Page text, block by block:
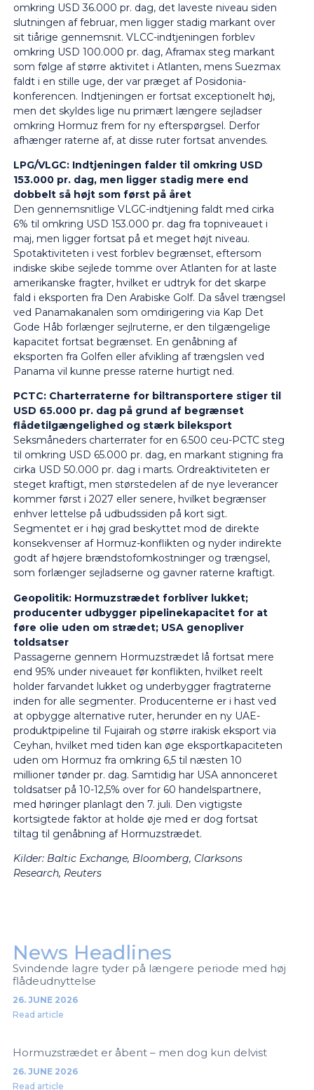
omkring USD 36.000 pr. dag, det laveste niveau siden
slutningen af februar, men ligger stadig markant over
sit tiårige gennemsnit. VLCC-indtjeningen forblev
omkring USD 100.000 pr. dag, Aframax steg markant
som følge af større aktivitet i Atlanten, mens Suezmax
faldt i en stille uge, der var præget af Posidonia-
konferencen. Indtjeningen er fortsat exceptionelt høj,
men det skyldes lige nu primært længere sejladser
omkring Hormuz frem for ny efterspørgsel. Derfor
afhænger raterne af, at disse ruter fortsat anvendes.
LPG/VLGC: Indtjeningen falder til omkring USD
153.000 pr. dag, men ligger stadig mere end
dobbelt så højt som først på året
Den gennemsnitlige VLGC-indtjening faldt med cirka
6% til omkring USD 153.000 pr. dag fra topniveauet i
maj, men ligger fortsat på et meget højt niveau.
Spotaktiviteten i vest forblev begrænset, eftersom
indiske skibe sejlede tomme over Atlanten for at laste
amerikanske fragter, hvilket er udtryk for det skarpe
fald i eksporten fra Den Arabiske Golf. Da såvel trængsel
ved Panamakanalen som omdirigering via Kap Det
Gode Håb forlænger sejlruterne, er den tilgængelige
kapacitet fortsat begrænset. En genåbning af
eksporten fra Golfen eller afvikling af trængslen ved
Panama vil kunne presse raterne hurtigt ned.
PCTC: Charterraterne for biltransportere stiger til
USD 65.000 pr. dag på grund af begrænset
flådetilgængelighed og stærk bileksport
Seksmåneders charterrater for en 6.500 ceu-PCTC steg
til omkring USD 65.000 pr. dag, en markant stigning fra
cirka USD 50.000 pr. dag i marts. Ordreaktiviteten er
steget kraftigt, men størstedelen af de nye leverancer
kommer først i 2027 eller senere, hvilket begrænser
enhver lettelse på udbudssiden på kort sigt.
Segmentet er i høj grad beskyttet mod de direkte
konsekvenser af Hormuz-konflikten og nyder indirekte
godt af højere brændstofomkostninger og trængsel,
som forlænger sejladserne og gavner raterne kraftigt.
Geopolitik: Hormuzstrædet forbliver lukket;
producenter udbygger pipelinekapacitet for at
føre olie uden om strædet; USA genopliver
toldsatser
Passagerne gennem Hormuzstrædet lå fortsat mere
end 95% under niveauet før konflikten, hvilket reelt
holder farvandet lukket og underbygger fragtraterne
inden for alle segmenter. Producenterne er i hast ved
at opbygge alternative ruter, herunder en ny UAE-
produktpipeline til Fujairah og større irakisk eksport via
Ceyhan, hvilket med tiden kan øge eksportkapaciteten
uden om Hormuz fra omkring 6,5 til næsten 10
millioner tønder pr. dag. Samtidig har USA annonceret
toldsatser på 10-12,5% over for 60 handelspartnere,
med høringer planlagt den 7. juli. Den vigtigste
kortsigtede faktor at holde øje med er dog fortsat
tiltag til genåbning af Hormuzstrædet.
Kilder: Baltic Exchange, Bloomberg, Clarksons
Research, Reuters
News Headlines
Svindende lagre tyder på længere periode med høj
flådeudnyttelse
26. JUNE 2026
Read article
Hormuzstrædet er åbent – men dog kun delvist
26. JUNE 2026
Read article